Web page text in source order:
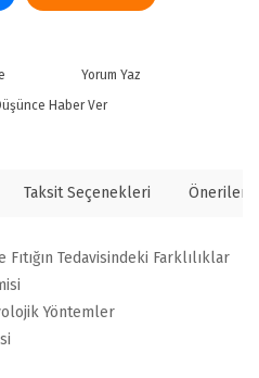
Yorum Yaz
Haber Ver
Taksit Seçenekleri
Tedavisindeki Farklılıklar
Yöntemler